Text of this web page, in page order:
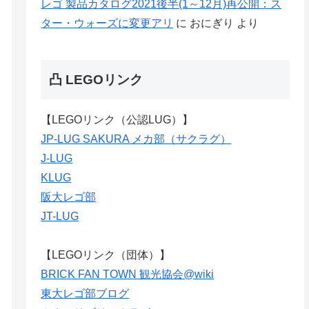
レゴ 製品カタログ2021後半(1～12月)再公開：ス
ター・ウォーズに変更アリ に おにぎり より
凸 LEGOリンク
【LEGOリンク（公認LUG）】
JP-LUG SAKURA メカ部（サクラグ）
J-LUG
KLUG
阪大レゴ部
JT-LUG
【LEGOリンク（団体）】
BRICK FAN TOWN 観光協会@wiki
東大レゴ部ブログ